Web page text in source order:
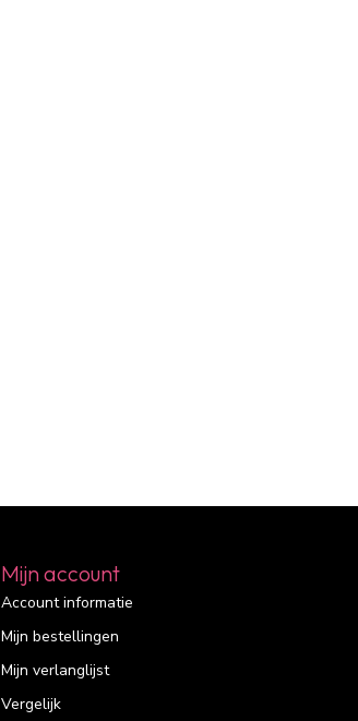
Mijn account
Account informatie
Mijn bestellingen
Mijn verlanglijst
Vergelijk